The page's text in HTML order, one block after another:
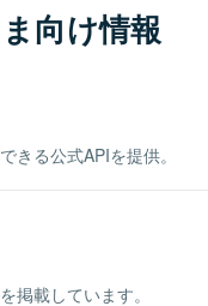
向け情報
きる公式APIを提供。
掲載しています。